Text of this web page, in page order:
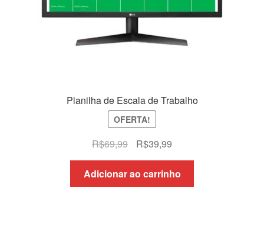
Planilha de Escala de Trabalho
OFERTA!
R$69,99
O
preço
original
era:
R$39,99O
preço
atual
é:
Adicionar ao carrinho